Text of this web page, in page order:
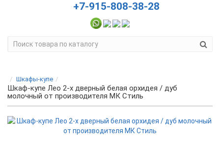
+7-915-808-38-28
Шкафы-купе
Шкаф-купе Лео 2-х дверный белая орхидея / дуб
молочный от производителя МК Стиль